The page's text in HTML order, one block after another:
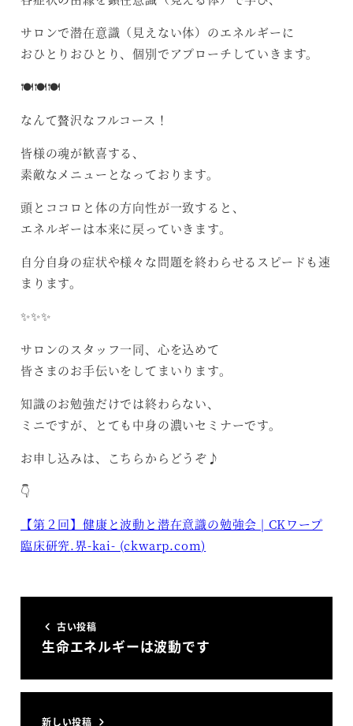
サロンで潜在意識（見えない体）のエネルギーに
おひとりおひとり、個別でアプローチしていきます。
🍽️🍽️🍽️
なんて贅沢なフルコース！
皆様の魂が歓喜する、
素敵なメニューとなっております。
頭とココロと体の方向性が一致すると、
エネルギーは本来に戻っていきます。
自分自身の症状や様々な問題を終わらせるスピードも速
まります。
✨✨✨
サロンのスタッフ一同、心を込めて
皆さまのお手伝いをしてまいります。
知識のお勉強だけでは終わらない、
ミニですが、とても中身の濃いセミナーです。
お申し込みは、こちらからどうぞ♪
👇
【第２回】健康と波動と潜在意識の勉強会 | CKワープ
臨床研究.界-kai- (ckwarp.com)
古い投稿
生命エネルギーは波動です
新しい投稿